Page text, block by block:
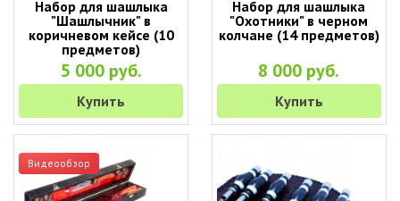
Набор для шашлыка
"Шашлычник" в
коричневом кейсе (10
предметов)
5 000 руб.
Купить
Набор для шашлыка
"Охотники" в черном
колчане (14 предметов)
8 000 руб.
Купить
Видеообзор